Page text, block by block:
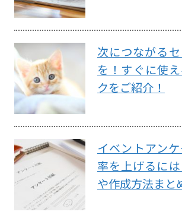
次につながる
を！すぐに使
クをご紹介！
イベントアン
率を上げるに
や作成方法まと